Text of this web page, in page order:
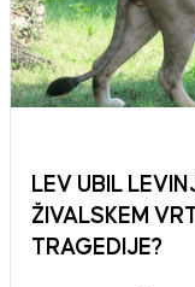
LEV UBIL
ŽIVALSKEM
TRAGEDIJE?